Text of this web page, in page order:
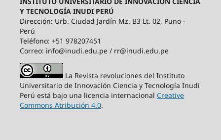
Y TECNOLOGÍA INUDI PERÚ
Dirección: Urb. Ciudad Jardín Mz. B3 Lt. 02, Puno -
Perú
Teléfono: +51 978207451
Correo: info@inudi.edu.pe / rr@inudi.edu.pe
La Revista revoluciones del Instituto
Universitario de Innovación Ciencia y Tecnología Inudi
Perú está bajo una licencia internacional Creative
Commons Atribución 4.0.